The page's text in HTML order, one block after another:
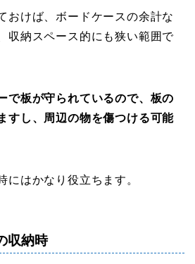
おけば、ボードケースの余計な
収納スペース的にも狭い範囲で
で板が守られているので、板の
すし、周辺の物を傷つける可能
にはかなり役立ちます。
収納時